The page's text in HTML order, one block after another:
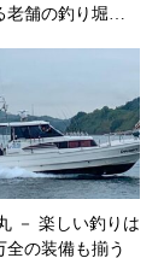
老舗の釣り堀…
－ 楽しい釣りは
全の装備も揃う